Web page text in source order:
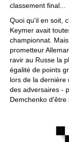
classement final...
Quoi qu'il en soit,
Keymer avait
championnat.
prometteur
ravir au Russe la
égalité de points
lors de la dernière
des adversaires -
Demchenko d'être